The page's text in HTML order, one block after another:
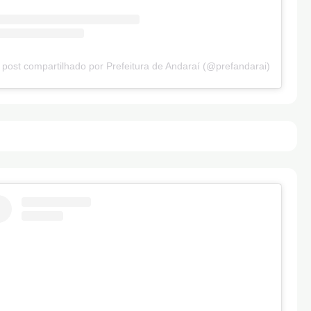
post compartilhado por Prefeitura de Andaraí (@prefandarai)